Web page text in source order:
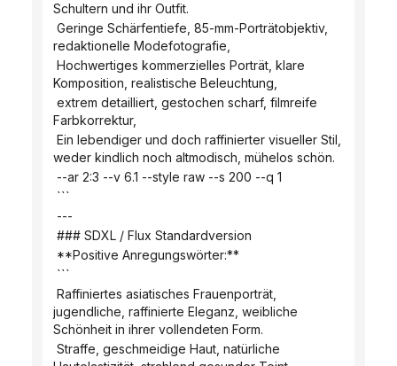
Schultern und ihr Outfit.
redaktionelle Modefotografie,
Komposition, realistische Beleuchtung,
Farbkorrektur,
weder kindlich noch altmodisch, mühelos schön.
--ar 2:3 --v 6.1 --style raw --s 200 --q 1
```
---
### SDXL / Flux Standardversion
**Positive Anregungswörter:**
```
jugendliche, raffinierte Eleganz, weibliche
Schönheit in ihrer vollendeten Form.